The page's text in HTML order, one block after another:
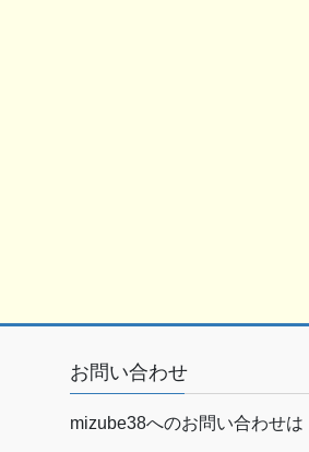
お問い合わせ
mizube38へのお問い合わせは